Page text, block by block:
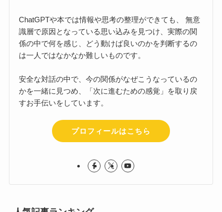
ChatGPTや本では情報や思考の整理ができても、 無意
識層で原因となっている思い込みを見つけ、実際の関
係の中で何を感じ、どう動けば良いのかを判断するの
は一人ではなかなか難しいものです。
安全な対話の中で、今の関係がなぜこうなっているの
かを一緒に見つめ、「次に進むための感覚」を取り戻
すお手伝いをしています。
プロフィールはこちら